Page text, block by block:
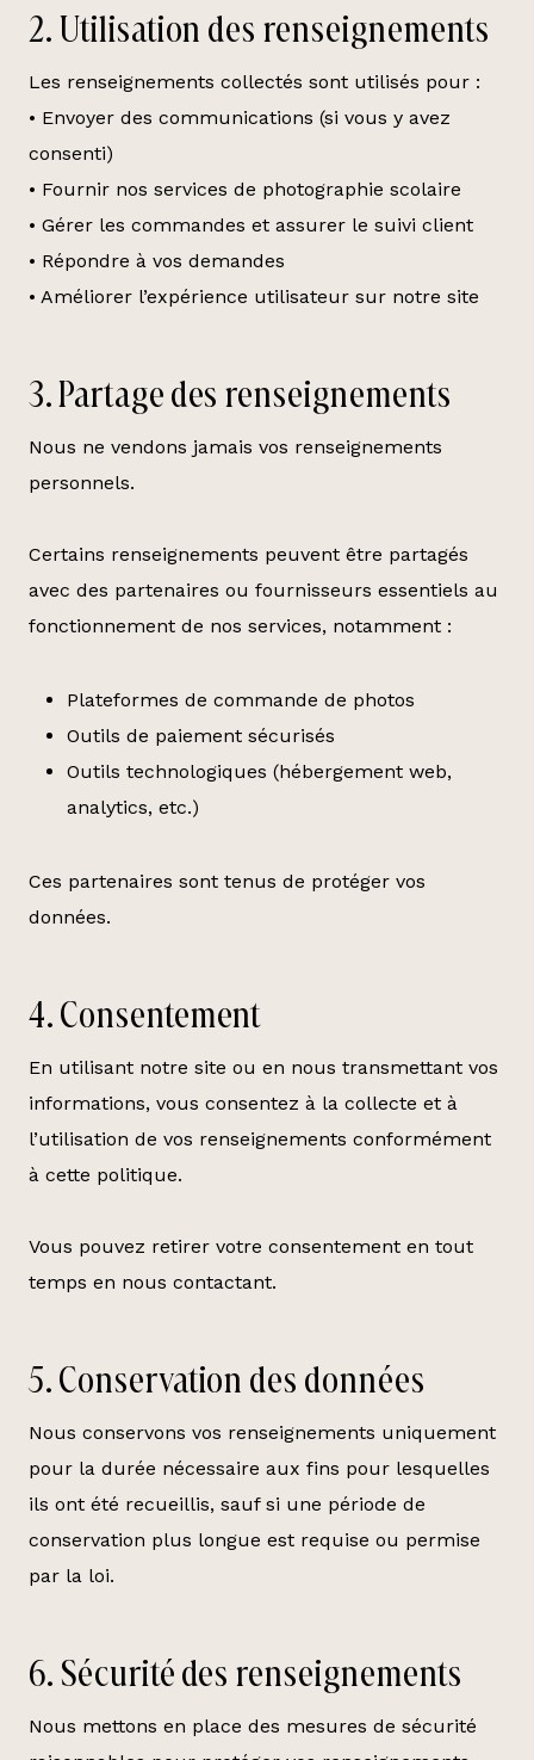
2. Utilisation des renseignements
Les renseignements collectés sont utilisés pour :
• Envoyer des communications (si vous y avez
consenti)
• Fournir nos services de photographie scolaire
• Gérer les commandes et assurer le suivi client
• Répondre à vos demandes
• Améliorer l’expérience utilisateur sur notre site
3. Partage des renseignements
Nous ne vendons jamais vos renseignements
personnels.
Certains renseignements peuvent être partagés
avec des partenaires ou fournisseurs essentiels au
fonctionnement de nos services, notamment :
Plateformes de commande de photos
Outils de paiement sécurisés
Outils technologiques (hébergement web,
analytics, etc.)
Ces partenaires sont tenus de protéger vos
données.
4. Consentement
En utilisant notre site ou en nous transmettant vos
informations, vous consentez à la collecte et à
l’utilisation de vos renseignements conformément
à cette politique.
Vous pouvez retirer votre consentement en tout
temps en nous contactant.
5. Conservation des données
Nous conservons vos renseignements uniquement
pour la durée nécessaire aux fins pour lesquelles
ils ont été recueillis, sauf si une période de
conservation plus longue est requise ou permise
par la loi.
6. Sécurité des renseignements
Nous mettons en place des mesures de sécurité